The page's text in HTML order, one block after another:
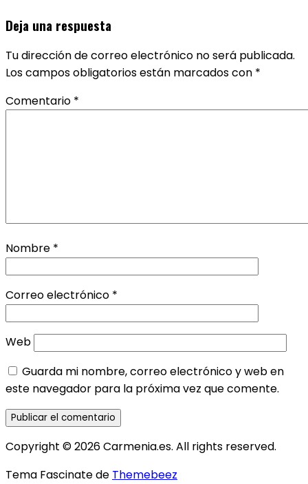
Deja una respuesta
Tu dirección de correo electrónico no será publicada.
Los campos obligatorios están marcados con *
Comentario *
Nombre *
Correo electrónico *
Web
Guarda mi nombre, correo electrónico y web en
este navegador para la próxima vez que comente.
Copyright © 2026 Carmenia.es. All rights reserved.
Tema Fascinate de Themebeez